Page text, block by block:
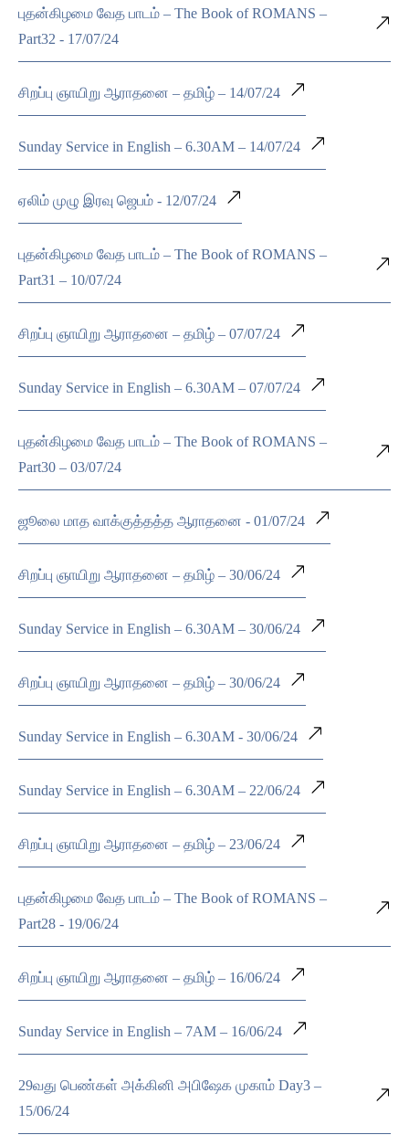
புதன்கிழமை வேத பாடம் – The Book of ROMANS –
Part32 - 17/07/24
சிறப்பு ஞாயிறு ஆராதனை – தமிழ் – 14/07/24
Sunday Service in English – 6.30AM – 14/07/24
ஏலிம் முழு இரவு ஜெபம் - 12/07/24
புதன்கிழமை வேத பாடம் – The Book of ROMANS –
Part31 – 10/07/24
சிறப்பு ஞாயிறு ஆராதனை – தமிழ் – 07/07/24
Sunday Service in English – 6.30AM – 07/07/24
புதன்கிழமை வேத பாடம் – The Book of ROMANS –
Part30 – 03/07/24
ஜூலை மாத வாக்குத்தத்த ஆராதனை - 01/07/24
சிறப்பு ஞாயிறு ஆராதனை – தமிழ் – 30/06/24
Sunday Service in English – 6.30AM – 30/06/24
சிறப்பு ஞாயிறு ஆராதனை – தமிழ் – 30/06/24
Sunday Service in English – 6.30AM - 30/06/24
Sunday Service in English – 6.30AM – 22/06/24
சிறப்பு ஞாயிறு ஆராதனை – தமிழ் – 23/06/24
புதன்கிழமை வேத பாடம் – The Book of ROMANS –
Part28 - 19/06/24
சிறப்பு ஞாயிறு ஆராதனை – தமிழ் – 16/06/24
Sunday Service in English – 7AM – 16/06/24
29வது பெண்கள் அக்கினி அபிஷேக முகாம் Day3 –
15/06/24